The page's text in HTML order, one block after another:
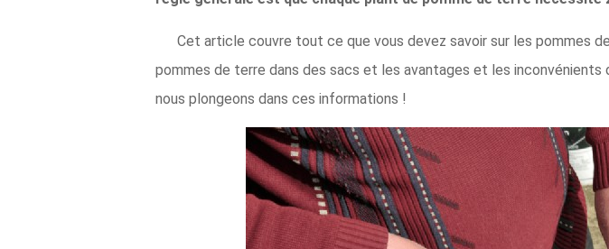
Cet article couvre tout ce que vous devez savoir sur les pommes
pommes de terre dans des sacs et les avantages et les
nous plongeons dans ces informations !